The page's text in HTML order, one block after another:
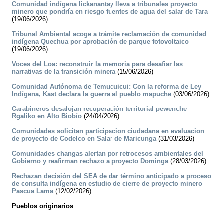
Comunidad indígena lickanantay lleva a tribunales proyecto
minero que pondría en riesgo fuentes de agua del salar de Tara
(19/06/2026)
Tribunal Ambiental acoge a trámite reclamación de comunidad
indígena Quechua por aprobación de parque fotovoltaico
(19/06/2026)
Voces del Loa: reconstruir la memoria para desafiar las
narrativas de la transición minera(15/06/2026)
Comunidad Autónoma de Temucuicui: Con la reforma de Ley
Indígena, Kast declara la guerra al pueblo mapuche (03/06/2026)
Carabineros desalojan recuperación territorial pewenche
Rgaliko en Alto Biobío (24/04/2026)
Comunidades solicitan participacion ciudadana en evaluacion
de proyecto de Codelco en Salar de Maricunga(31/03/2026)
Comunidades changas alertan por retrocesos ambientales del
Gobierno y reafirman rechazo a proyecto Dominga(28/03/2026)
Rechazan decisión del SEA de dar término anticipado a proceso
de consulta indígena en estudio de cierre de proyecto minero
Pascua Lama(12/02/2026)
Pueblos originarios